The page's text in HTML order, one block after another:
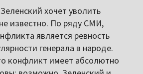
хочет уволить
известно. По ряду СМИ,
является ревность
генерала в народе.
конфликт имеет абсолютно